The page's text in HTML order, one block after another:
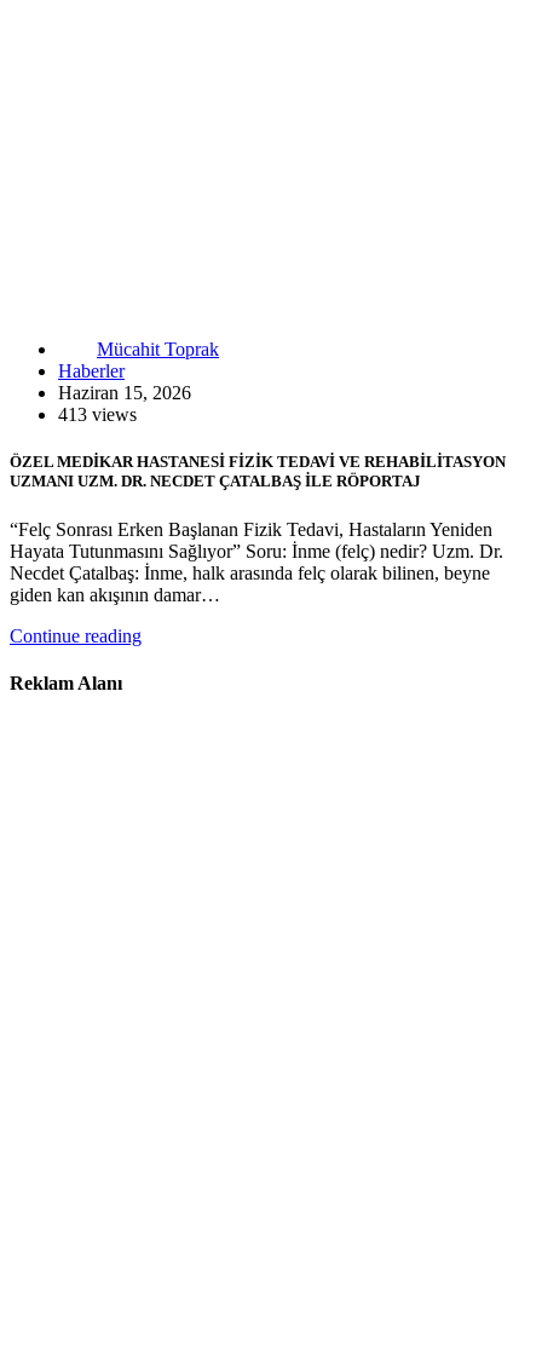
Mücahit Toprak
Haberler
Haziran 15, 2026
413 views
ÖZEL MEDİKAR HASTANESİ FİZİK TEDAVİ VE REHABİLİTASYON
UZMANI UZM. DR. NECDET ÇATALBAŞ İLE RÖPORTAJ
“Felç Sonrası Erken Başlanan Fizik Tedavi, Hastaların Yeniden
Hayata Tutunmasını Sağlıyor” Soru: İnme (felç) nedir? Uzm. Dr.
Necdet Çatalbaş: İnme, halk arasında felç olarak bilinen, beyne
giden kan akışının damar…
Continue reading
Reklam Alanı